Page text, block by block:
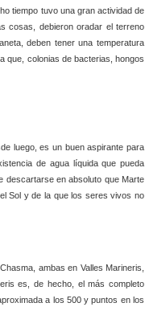
tiempo tuvo una gran actividad de
cosas, debieron oradar el terreno
deben tener una temperatura
que, colonias de bacterias, hongos
luego, es un buen aspirante para
de agua líquida que pueda
descartarse en absoluto que Marte
Sol y de la que los seres vivos no
ambas en Valles Marineris,
es, de hecho, el más completo
a los 500 y puntos en los